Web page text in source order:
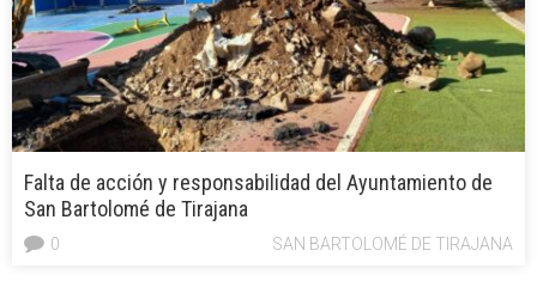
Falta de acción y responsabilidad del Ayuntamiento de
San Bartolomé de Tirajana
SAN BARTOLOMÉ DE TIRAJANA
0